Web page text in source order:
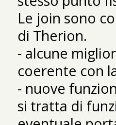
Le join sono
di Therion.
- alcune
coerente con
- nuove
si tratta di